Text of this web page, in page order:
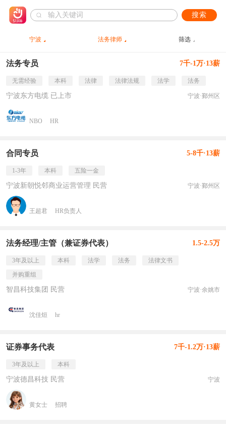
搜索
宁波 法务律师 筛选
法务专员 7千-1万·13薪
无需经验 本科 法律 法律法规 法学 法务
宁波东方电缆 已上市 宁波·鄞州区
NBO HR
合同专员 5-8千·13薪
1-3年 本科 五险一金
宁波新朝悦邻商业运营管理 民营 宁波·鄞州区
王超君 HR负责人
法务经理/主管（兼证券代表） 1.5-2.5万
3年及以上 本科 法学 法务
法律文书
并购重组
智昌科技集团 民营 宁波·余姚市
沈佳烜 hr
证券事务代表 7千-1.2万·13薪
3年及以上 本科
宁波德昌科技 民营 宁波
黄女士 招聘